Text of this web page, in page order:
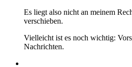
Es liegt also nicht an meinem
verschieben.
Vielleicht ist es noch wichtig:
Nachrichten.